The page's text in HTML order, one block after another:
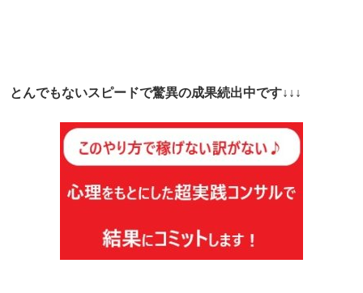
とんでもないスピードで驚異の成果続出中です↓↓↓